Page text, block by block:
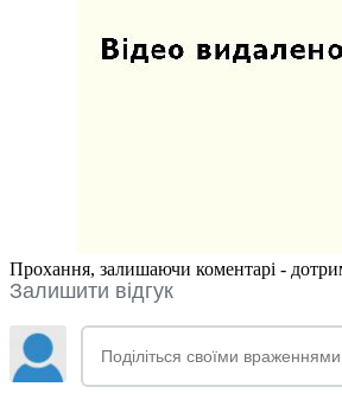
Прохання, залишаючи коментарі -